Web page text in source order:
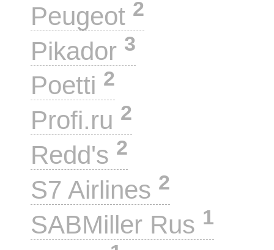
Peugeot 2
Pikador 3
Poetti 2
Profi.ru 2
Redd's 2
S7 Airlines 2
SABMiller Rus 1